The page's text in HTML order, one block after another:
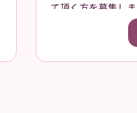
て頂く方を募集し
ご案内いただく商
有名な商品です。